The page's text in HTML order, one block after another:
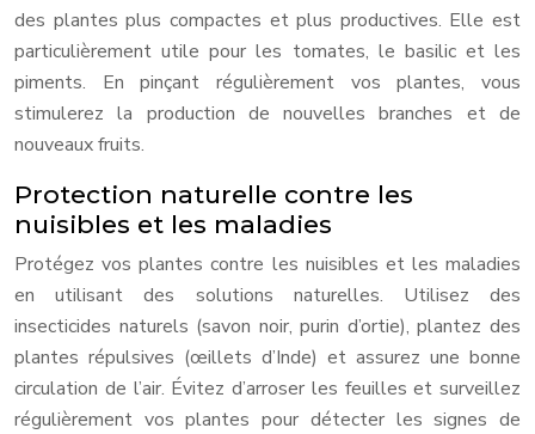
des plantes plus compactes et plus productives. Elle est
particulièrement utile pour les tomates, le basilic et les
piments. En pinçant régulièrement vos plantes, vous
stimulerez la production de nouvelles branches et de
nouveaux fruits.
Protection naturelle contre les
nuisibles et les maladies
Protégez vos plantes contre les nuisibles et les maladies
en utilisant des solutions naturelles. Utilisez des
insecticides naturels (savon noir, purin d’ortie), plantez des
plantes répulsives (œillets d’Inde) et assurez une bonne
circulation de l’air. Évitez d’arroser les feuilles et surveillez
régulièrement vos plantes pour détecter les signes de